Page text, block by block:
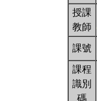
授課
教師
課號
課程
識別
碼